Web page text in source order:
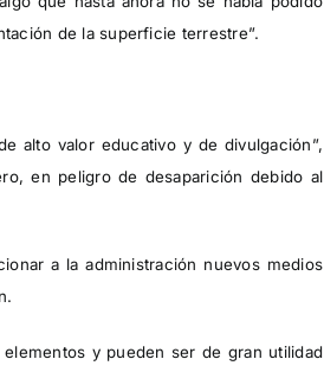
de la superficie terrestre”.
alto valor educativo y de divulgación”,
en peligro de desaparición debido al
a la administración nuevos medios
y pueden ser de gran utilidad